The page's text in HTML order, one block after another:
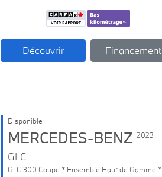
Découvrir Financement
Disponible
MERCEDES-BENZ 2023
GLC